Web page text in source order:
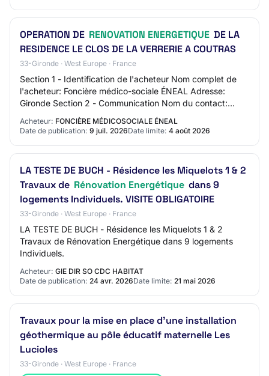
OPERATION DE RENOVATION ENERGETIQUE DE LA
RESIDENCE LE CLOS DE LA VERRERIE A COUTRAS
33-Gironde · West Europe · France
Section 1 - Identification de l'acheteur Nom complet de
l'acheteur: Foncière médico-sociale ÉNEAL Adresse:
Gironde Section 2 - Communication Nom du contact:
Service Achat Adresse mail du contact: N/C…
Acheteur: FONCIÈRE MÉDICOSOCIALE ÉNEAL
Date de publication: 9 juil. 2026Date limite: 4 août 2026
LA TESTE DE BUCH - Résidence les Miquelots 1 & 2
Travaux de Rénovation Energétique dans 9
logements Individuels. VISITE OBLIGATOIRE
33-Gironde · West Europe · France
LA TESTE DE BUCH - Résidence les Miquelots 1 & 2
Travaux de Rénovation Energétique dans 9 logements
Individuels.
Acheteur: GIE DIR SO CDC HABITAT
Date de publication: 24 avr. 2026Date limite: 21 mai 2026
Travaux pour la mise en place d'une installation
géothermique au pôle éducatif maternelle Les
Lucioles
33-Gironde · West Europe · France